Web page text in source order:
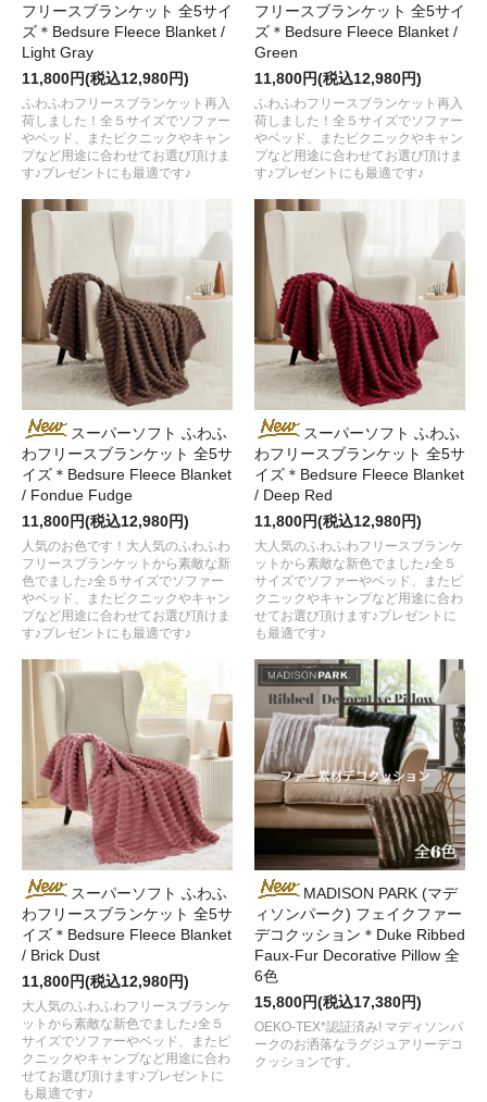
フリースブランケット 全5サイ
ズ＊Bedsure Fleece Blanket /
Light Gray
11,800円(税込12,980円)
ふわふわフリースブランケット再入
荷しました！全５サイズでソファー
やベッド、またピクニックやキャン
プなど用途に合わせてお選び頂けま
す♪プレゼントにも最適です♪
フリースブランケット 全5サイ
ズ＊Bedsure Fleece Blanket /
Green
11,800円(税込12,980円)
ふわふわフリースブランケット再入
荷しました！全５サイズでソファー
やベッド、またピクニックやキャン
プなど用途に合わせてお選び頂けま
す♪プレゼントにも最適です♪
スーパーソフト ふわふ
わフリースブランケット 全5サ
イズ＊Bedsure Fleece Blanket
/ Fondue Fudge
11,800円(税込12,980円)
人気のお色です！大人気のふわふわ
フリースブランケットから素敵な新
色でました♪全５サイズでソファー
やベッド、またピクニックやキャン
プなど用途に合わせてお選び頂けま
す♪プレゼントにも最適です♪
スーパーソフト ふわふ
わフリースブランケット 全5サ
イズ＊Bedsure Fleece Blanket
/ Deep Red
11,800円(税込12,980円)
大人気のふわふわフリースブランケ
ットから素敵な新色でました♪全５
サイズでソファーやベッド、またピ
クニックやキャンプなど用途に合わ
せてお選び頂けます♪プレゼントに
も最適です♪
スーパーソフト ふわふ
わフリースブランケット 全5サ
イズ＊Bedsure Fleece Blanket
/ Brick Dust
11,800円(税込12,980円)
大人気のふわふわフリースブランケ
ットから素敵な新色でました♪全５
サイズでソファーやベッド、またピ
クニックやキャンプなど用途に合わ
せてお選び頂けます♪プレゼントに
も最適です♪
MADISON PARK (マデ
ィソンパーク) フェイクファー
デコクッション＊Duke Ribbed
Faux-Fur Decorative Pillow 全
6色
15,800円(税込17,380円)
OEKO-TEX*認証済み! マディソンパ
ークのお洒落なラグジュアリーデコ
クッションです。